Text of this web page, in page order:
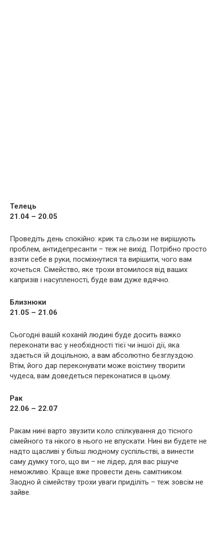
Телець
21.04 – 20.05
Проведіть день спокійно: крик та сльози не вирішують
проблем, антидепресанти – теж не вихід. Потрібно просто
взяти себе в руки, посміхнутися та вирішити, чого вам
хочеться. Сімейство, яке трохи втомилося від ваших
капризів і насупленості, буде вам дуже вдячно.
Близнюки
21.05 – 21.06
Сьогодні вашій коханій людині буде досить важко
переконати вас у необхідності тієї чи іншої дії, яка
здається їй доцільною, а вам абсолютно безглуздою.
Втім, його дар переконувати може воістину творити
чудеса, вам доведеться переконатися в цьому.
Рак
22.06 – 22.07
Ракам нині варто звузити коло спілкування до тісного
сімейного та нікого в нього не впускати. Нині ви будете не
надто щасливі у більш людному суспільстві, а винести
саму думку того, що ви – не лідер, для вас рішуче
неможливо. Краще вже провести день самітником.
Заодно й сімейству трохи уваги приділіть – теж зовсім не
зайве.